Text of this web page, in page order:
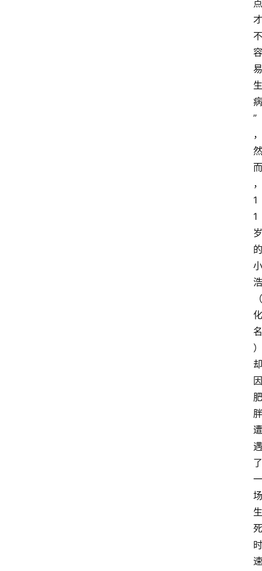
点
才
不
容
易
生
病
”
，
然
而
，
1
1
岁
的
小
浩
（
化
名
）
却
因
肥
胖
遭
遇
了
一
场
生
死
时
速